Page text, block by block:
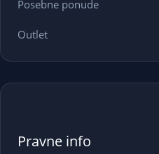
Posebne ponude
Outlet
Pravne info